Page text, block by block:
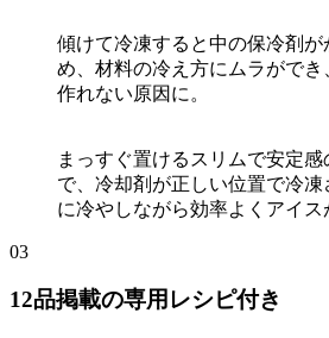
傾けて冷凍すると中の保冷剤が
め、材料の冷え方にムラができ
作れない原因に。
まっすぐ置けるスリムで安定
で、冷却剤が正しい位置で冷
に冷やしながら効率よくアイス
03
12品掲載の専用レシピ付き